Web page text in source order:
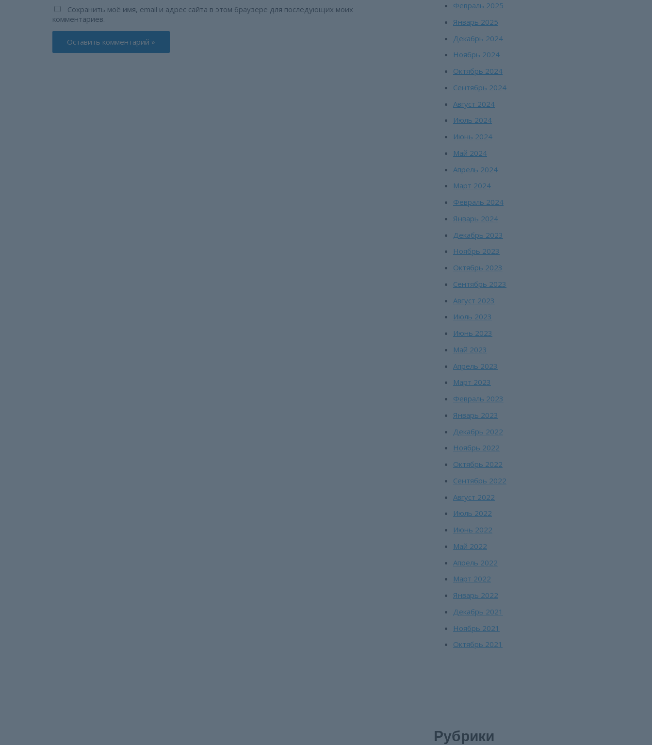
Сохранить моё имя, email и адрес сайта в этом браузере для последующих моих
комментариев.
Февраль 2025
Январь 2025
Декабрь 2024
Ноябрь 2024
Октябрь 2024
Сентябрь 2024
Август 2024
Июль 2024
Июнь 2024
Май 2024
Апрель 2024
Март 2024
Февраль 2024
Январь 2024
Декабрь 2023
Ноябрь 2023
Октябрь 2023
Сентябрь 2023
Август 2023
Июль 2023
Июнь 2023
Май 2023
Апрель 2023
Март 2023
Февраль 2023
Январь 2023
Декабрь 2022
Ноябрь 2022
Октябрь 2022
Сентябрь 2022
Август 2022
Июль 2022
Июнь 2022
Май 2022
Апрель 2022
Март 2022
Январь 2022
Декабрь 2021
Ноябрь 2021
Октябрь 2021
Рубрики